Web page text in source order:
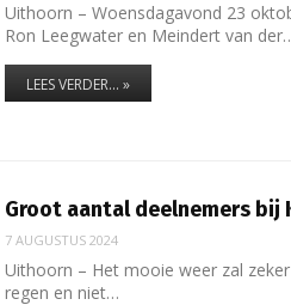
Uithoorn – Woensdagavond 23
Ron Leegwater en Meindert van
LEES VERDER... »
Groot aantal deelnemers bij
7 AUGUSTUS 2024
Uithoorn – Het mooie weer zal
regen en niet…